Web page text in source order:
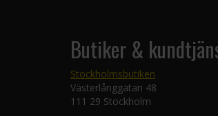
Butiker &
Stockholmsbutiken
Västerlånggatan 48
111 29 Stockholm